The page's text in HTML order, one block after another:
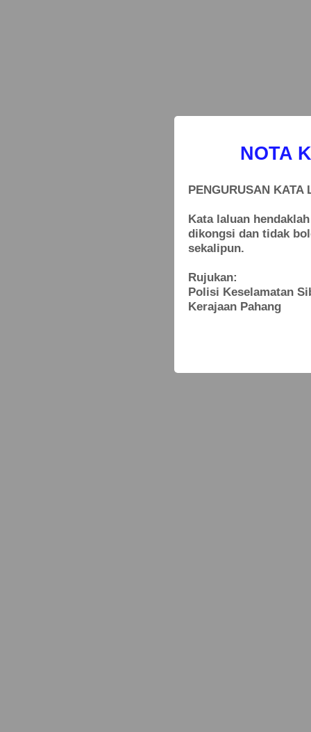
NOTA
PENGURUSAN KATA
Kata laluan
dikongsi dan tidak
sekalipun.
Rujukan:
Polisi Keselamatan
Kerajaan Pahang